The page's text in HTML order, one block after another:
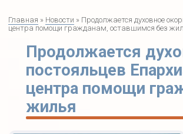
Главная » Новости » Продолжается духовное
центра помощи гражданам, оставшимся без
Продолжается
постояльцев
центра помощи
жилья